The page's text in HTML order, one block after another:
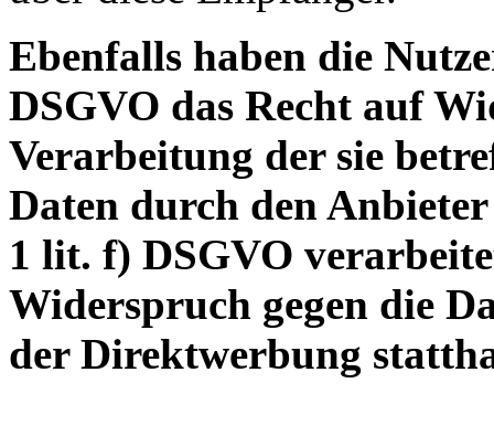
Ebenfalls haben die
DSGVO das Recht auf
Verarbeitung der sie
Daten durch den
1 lit. f) DSGVO
Widerspruch gegen die
der Direktwerbung